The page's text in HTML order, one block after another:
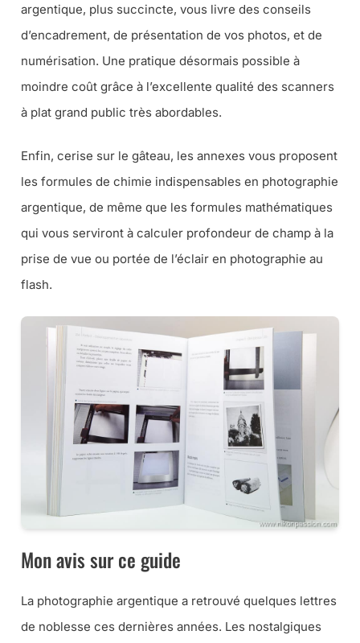
argentique, plus succincte, vous livre des conseils
d’encadrement, de présentation de vos photos, et de
numérisation. Une pratique désormais possible à
moindre coût grâce à l’excellente qualité des scanners
à plat grand public très abordables.
Enfin, cerise sur le gâteau, les annexes vous proposent
les formules de chimie indispensables en photographie
argentique, de même que les formules mathématiques
qui vous serviront à calculer profondeur de champ à la
prise de vue ou portée de l’éclair en photographie au
flash.
Mon avis sur ce guide
La photographie argentique a retrouvé quelques lettres
de noblesse ces dernières années. Les nostalgiques